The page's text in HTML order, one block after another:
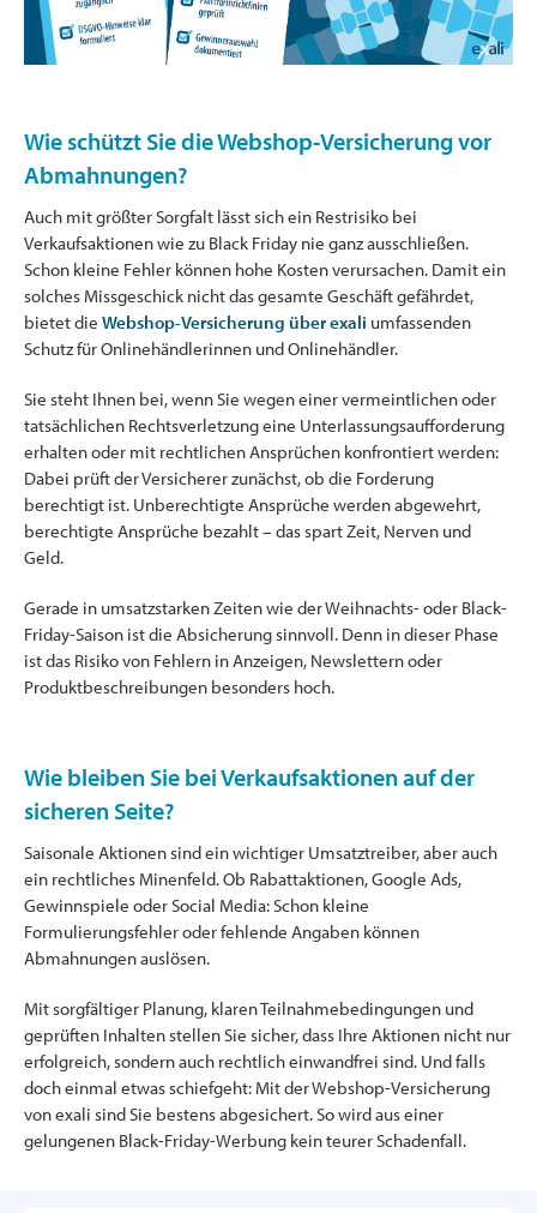
Wie schützt Sie die Webshop-Versicherung vor
Abmahnungen?
Auch mit größter Sorgfalt lässt sich ein Restrisiko bei
Verkaufsaktionen wie zu Black Friday nie ganz ausschließen.
Schon kleine Fehler können hohe Kosten verursachen. Damit ein
solches Missgeschick nicht das gesamte Geschäft gefährdet,
bietet die Webshop-Versicherung über exali umfassenden
Schutz für Onlinehändlerinnen und Onlinehändler.
Sie steht Ihnen bei, wenn Sie wegen einer vermeintlichen oder
tatsächlichen Rechtsverletzung eine Unterlassungsaufforderung
erhalten oder mit rechtlichen Ansprüchen konfrontiert werden:
Dabei prüft der Versicherer zunächst, ob die Forderung
berechtigt ist. Unberechtigte Ansprüche werden abgewehrt,
berechtigte Ansprüche bezahlt – das spart Zeit, Nerven und
Geld.
Gerade in umsatzstarken Zeiten wie der Weihnachts- oder Black-
Friday-Saison ist die Absicherung sinnvoll. Denn in dieser Phase
ist das Risiko von Fehlern in Anzeigen, Newslettern oder
Produktbeschreibungen besonders hoch.
Wie bleiben Sie bei Verkaufsaktionen auf der
sicheren Seite?
Saisonale Aktionen sind ein wichtiger Umsatztreiber, aber auch
ein rechtliches Minenfeld. Ob Rabattaktionen, Google Ads,
Gewinnspiele oder Social Media: Schon kleine
Formulierungsfehler oder fehlende Angaben können
Abmahnungen auslösen.
Mit sorgfältiger Planung, klaren Teilnahmebedingungen und
geprüften Inhalten stellen Sie sicher, dass Ihre Aktionen nicht nur
erfolgreich, sondern auch rechtlich einwandfrei sind. Und falls
doch einmal etwas schiefgeht: Mit der Webshop-Versicherung
von exali sind Sie bestens abgesichert. So wird aus einer
gelungenen Black-Friday-Werbung kein teurer Schadenfall.